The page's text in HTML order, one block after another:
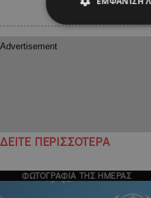
ΔΕΙΤΕ ΠΕΡΙΣΣΟΤΕΡΑ
ΦΩΤΟΓΡΑΦΙΑ ΤΗΣ ΗΜΕΡΑΣ